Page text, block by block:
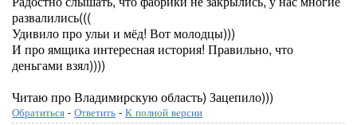
развалились(((
Удивило про ульи и мёд! Вот молодцы)))
И про ямщика интересная история! Правильно, что
деньгами взял))))
Читаю про Владимирскую область) Зацепило)))
Обратиться - Ответить - К полной версии